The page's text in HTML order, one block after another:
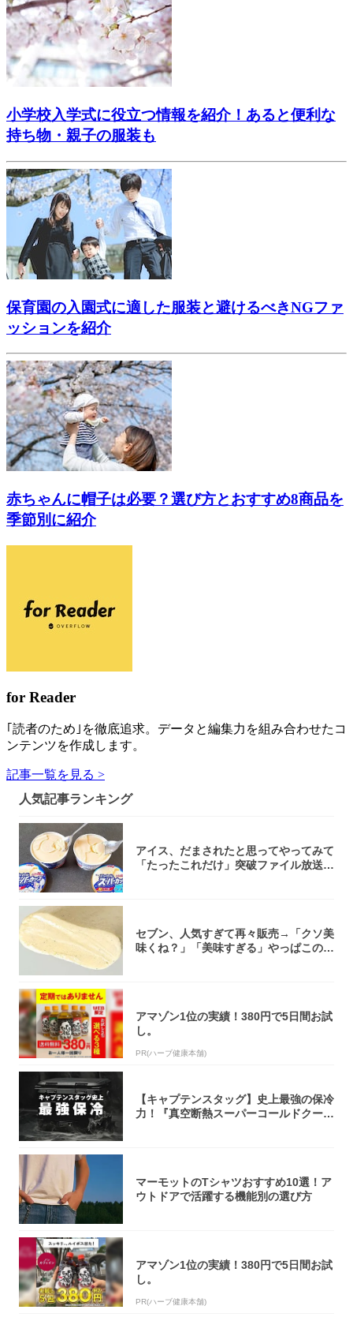
小学校入学式に役立つ情報を紹介！あると便利な
持ち物・親子の服装も
保育園の入園式に適した服装と避けるべきNGファ
ッションを紹介
赤ちゃんに帽子は必要？選び方とおすすめ8商品を
季節別に紹介
for Reader
｢読者のため｣を徹底追求。データと編集力を組み合わせたコ
ンテンツを作成します。
記事一覧を見る >
人気記事ランキング
アイス、だまされたと思ってやってみて
「たったこれだけ」突破ファイル放送で
セブン、人気すぎて再々販売→「クソ美
味くね？」「美味すぎる」やっぱこのク
アマゾン1位の実績！380円で5日間お試
し。
PR(ハーブ健康本舗)
【キャプテンスタッグ】史上最強の保冷
力！『真空断熱スーパーコールドクーラ
マーモットのTシャツおすすめ10選！ア
ウトドアで活躍する機能別の選び方
アマゾン1位の実績！380円で5日間お試
し。
PR(ハーブ健康本舗)